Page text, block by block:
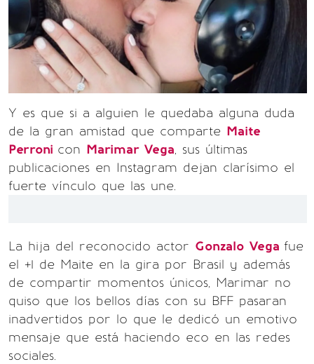
Y es que si a alguien le quedaba alguna duda
de la gran amistad que comparte Maite
Perroni con Marimar Vega, sus últimas
publicaciones en Instagram dejan clarísimo el
fuerte vínculo que las une.
La hija del reconocido actor Gonzalo Vega fue
el +1 de Maite en la gira por Brasil y además
de compartir momentos únicos, Marimar no
quiso que los bellos días con su BFF pasaran
inadvertidos por lo que le dedicó un emotivo
mensaje que está haciendo eco en las redes
sociales.